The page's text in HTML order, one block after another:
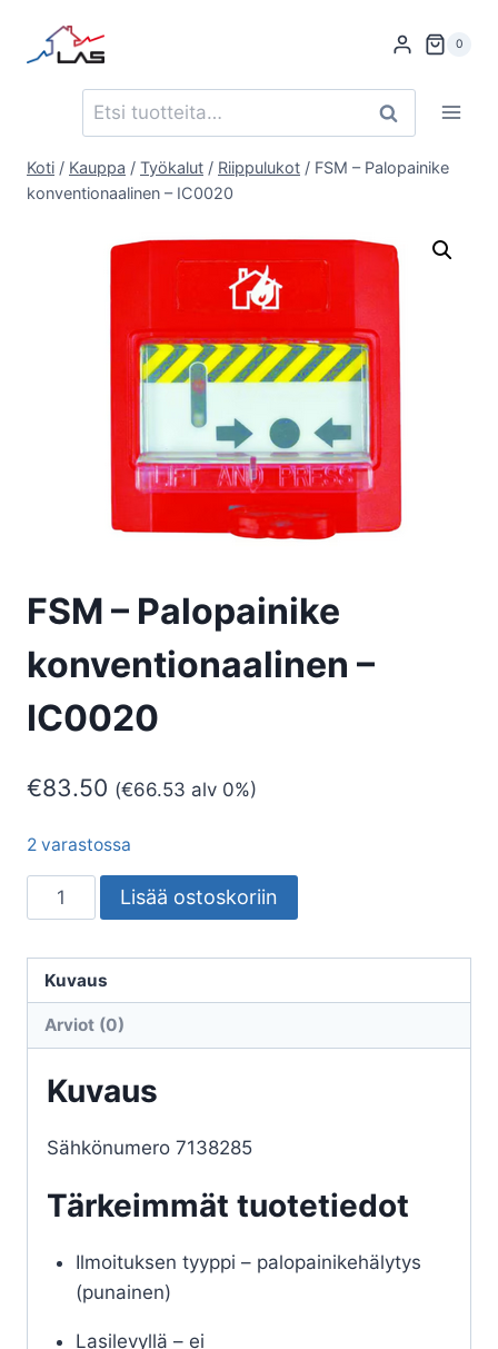
sisältöön
0
Etsi: Haku
Koti / Kauppa / Työkalut / Riippulukot / FSM – Palopainike
konventionaalinen – IC0020
FSM – Palopainike
konventionaalinen –
IC0020
€83.50 (€66.53 alv 0%)
2 varastossa
FSM
-
konventionaalinen
-
Lisää ostoskoriin
Kuvaus
Arviot (0)
Kuvaus
Sähkönumero 7138285
Tärkeimmät tuotetiedot
Ilmoituksen tyyppi – palopainikehälytys
(punainen)
Lasilevyllä – ei